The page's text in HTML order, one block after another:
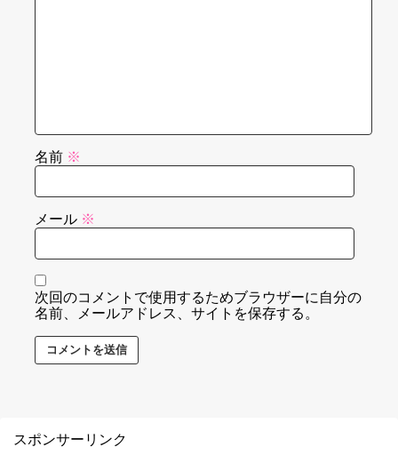
名前 ※
メール ※
次回のコメントで使用するためブラウザーに自分の
名前、メールアドレス、サイトを保存する。
スポンサーリンク